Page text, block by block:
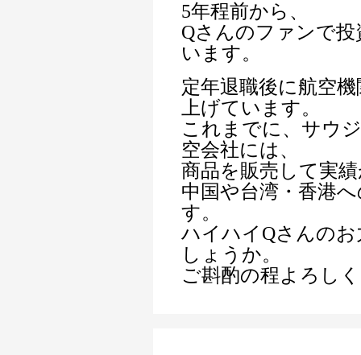
5年程前から、
Qさんのファンで
います。
定年退職後に航空
上げています。
これまでに、サウ
空会社には、
商品を販売して実
中国や台湾・香港
す。
ハイハイQさんの
しょうか。
ご斟酌の程よろし